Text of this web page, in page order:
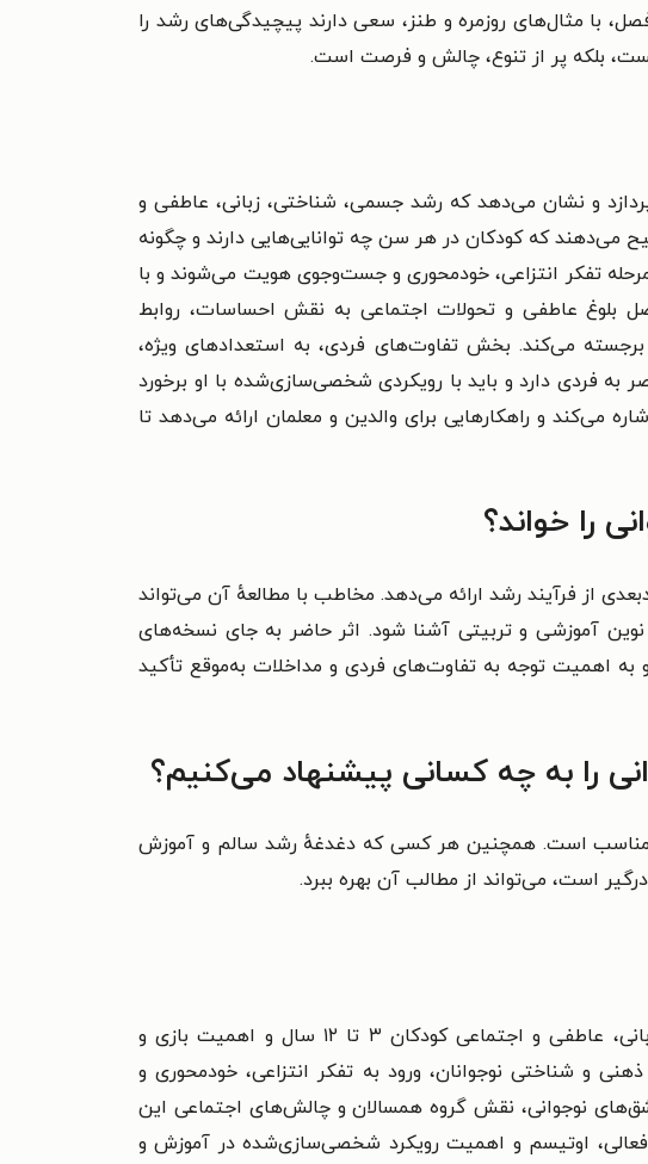
با مثال‌های روزمره و طنز، سعی دارند پیچیدگی‌های رشد را
بلکه پر از تنوع، چالش و فرصت است.
و نشان می‌دهد که رشد جسمی، شناختی، زبانی، عاطفی و
می‌دهند که کودکان در هر سن چه توانایی‌هایی دارند و چگونه
مرحله تفکر انتزاعی، خودمحوری و جست‌وجوی هویت می‌شوند و با
بلوغ عاطفی و تحولات اجتماعی به نقش احساسات، روابط
می‌کند. بخش تفاوت‌های فردی، به استعدادهای ویژه،
به فردی دارد و باید با رویکردی شخصی‌سازی‌شده با او برخورد
و راهکارهایی برای والدین و معلمان ارائه می‌دهد تا
را خواند؟
از فرآیند رشد ارائه می‌دهد. مخاطب با مطالعهٔ آن می‌تواند
آموزشی و تربیتی آشنا شود. اثر حاضر به جای نسخه‌های
به اهمیت توجه به تفاوت‌های فردی و مداخلات به‌موقع تأکید
را به چه کسانی پیشنهاد می‌کنیم؟
مناسب است. همچنین هر کسی که دغدغهٔ رشد سالم و آموزش
است، می‌تواند از مطالب آن بهره ببرد.
فصل اول: الگوهای رشد و تغییر در دوره پیش‌دبستانی و دبستانی – بررسی رشد جسمی، شناختی، زبانی، عاطفی و اجتماعی کودکان ۳ تا ۱۲ سال و اهمیت بازی و
و شناختی نوجوانان، ورود به تفکر انتزاعی، خودمحوری و
نوجوانی، نقش گروه همسالان و چالش‌های اجتماعی این
اوتیسم و اهمیت رویکرد شخصی‌سازی‌شده در آموزش و